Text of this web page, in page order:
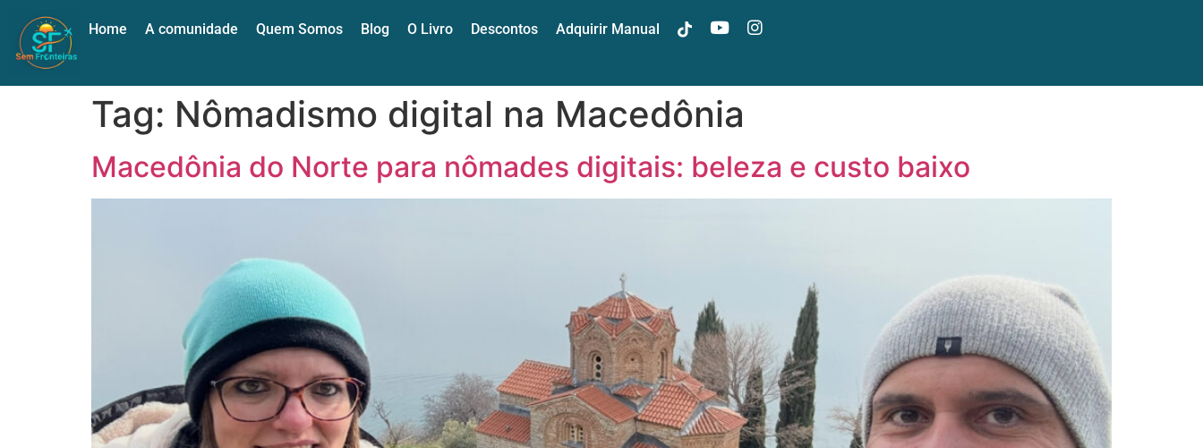
Home A comunidade Quem Somos Blog O Livro Descontos Adquirir Manual t y i
Tag: Nômadismo digital na Macedônia
Macedônia do Norte para nômades digitais: beleza e custo baixo